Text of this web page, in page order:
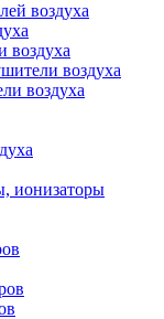
воздуха
воздуха
воздуха
воздуха
ионизаторы